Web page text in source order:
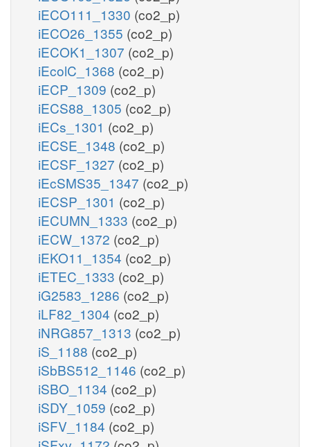
iECO111_1330 (co2_p)
iECO26_1355 (co2_p)
iECOK1_1307 (co2_p)
iEcolC_1368 (co2_p)
iECP_1309 (co2_p)
iECS88_1305 (co2_p)
iECs_1301 (co2_p)
iECSE_1348 (co2_p)
iECSF_1327 (co2_p)
iEcSMS35_1347 (co2_p)
iECSP_1301 (co2_p)
iECUMN_1333 (co2_p)
iECW_1372 (co2_p)
iEKO11_1354 (co2_p)
iETEC_1333 (co2_p)
iG2583_1286 (co2_p)
iLF82_1304 (co2_p)
iNRG857_1313 (co2_p)
iS_1188 (co2_p)
iSbBS512_1146 (co2_p)
iSBO_1134 (co2_p)
iSDY_1059 (co2_p)
iSFV_1184 (co2_p)